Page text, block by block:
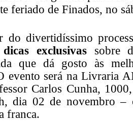
feriado de Finados, no
do divertidíssimo
exclusivas sobre
que dá gosto às
evento será na Livraria
Carlos Cunha,
dia 02 de novembro –
franca.